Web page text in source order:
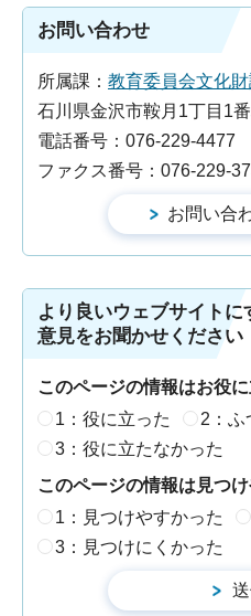
お問い合わせ
所属課： 教育委員会文化
石川県金沢市鞍月1丁目1
電話番号：076-229-4477
ファクス番号：076-229-
より良いウェブサイト
意見をお聞かせください
このページの情報はお役
1：役に立った
2：ふ
3：役に立たなかった
このページの情報は見つ
1：見つけやすかった
3：見つけにくかった